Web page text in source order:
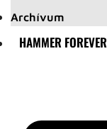
Archívum
HAMMER FOREVER